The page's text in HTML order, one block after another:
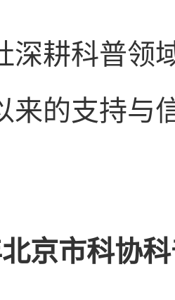
深耕科普领
来的支持与
京市科协